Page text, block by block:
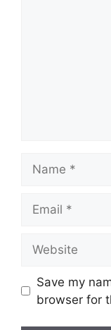
Save my
browser for